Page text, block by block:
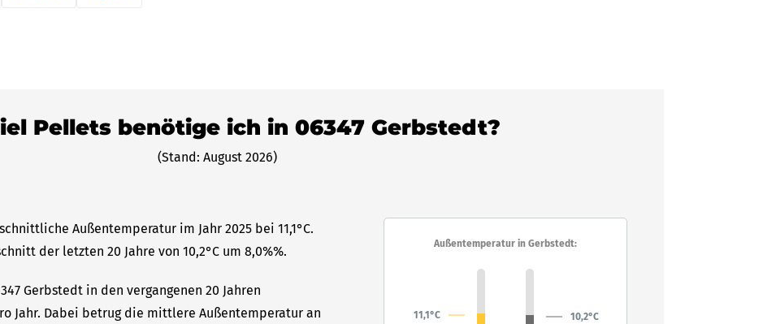
Pellets benötige ich in 06347 Gerbstedt?
(Stand: August 2026)
Außentemperatur im Jahr 2025 bei 11,1°C.
der letzten 20 Jahre von 10,2°C um 8,0%%.
Gerbstedt in den vergangenen 20 Jahren
Jahr. Dabei betrug die mittlere Außentemperatur an
Außentemperatur in Gerbstedt:
11,1°C 10,2°C